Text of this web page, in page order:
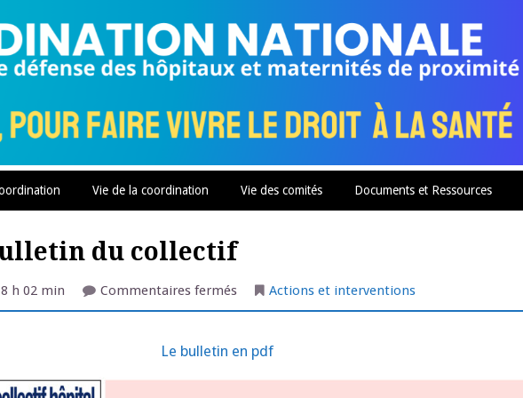
Vie de la coordination Vie des comités Documents et Ressources
du collectif
h 02 min Commentaires ferméssur
:
du
collectif
Actions et interventions
Le bulletin en pdf